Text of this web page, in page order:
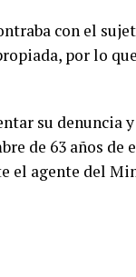
con el
por lo
su denuncia
de 63 años de
el agente del